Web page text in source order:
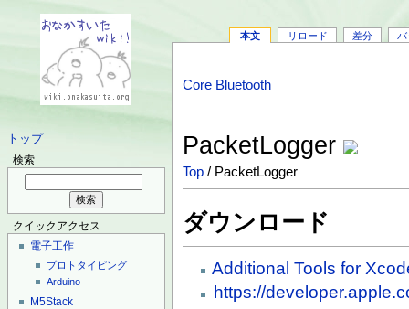
トップ
検索
クイックアクセス
電子工作
プロトタイピング
Arduino
M5Stack
本文 リロード 差分 バ
Core Bluetooth
PacketLogger
Top / PacketLogger
ダウンロード
Additional Tools for
https://